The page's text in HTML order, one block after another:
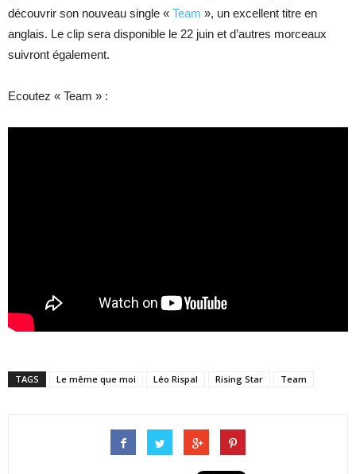
découvrir son nouveau single « Team », un excellent titre en
anglais. Le clip sera disponible le 22 juin et d’autres morceaux
suivront également.
Ecoutez « Team » :
TAGS Le même que moi Léo Rispal Rising Star Team